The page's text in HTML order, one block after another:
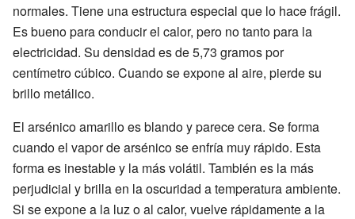
normales. Tiene una estructura especial que lo hace frágil.
Es bueno para conducir el calor, pero no tanto para la
electricidad. Su densidad es de 5,73 gramos por
centímetro cúbico. Cuando se expone al aire, pierde su
brillo metálico.
El arsénico amarillo es blando y parece cera. Se forma
cuando el vapor de arsénico se enfría muy rápido. Esta
forma es inestable y la más volátil. También es la más
perjudicial y brilla en la oscuridad a temperatura ambiente.
Si se expone a la luz o al calor, vuelve rápidamente a la